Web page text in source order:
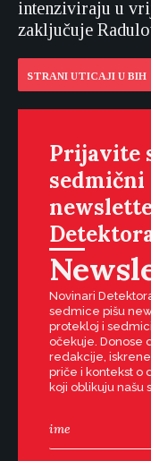
intenziviraju u
zaključuje
STRANI UTICAJI U BIH
Prijavite
sedmični
Novinari
sedmice pišu
protekloj i
očekuje. Donose
redakcije,
priče i kontekst o
koji oblikuju našu